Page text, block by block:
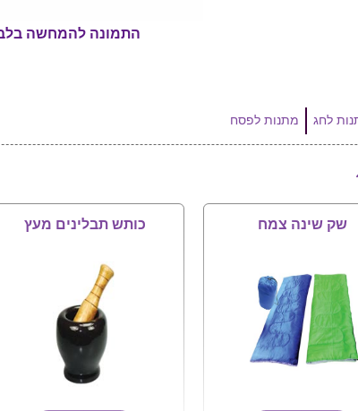
התמונה להמחשה
לחג מתנות לפסח
שק שינה צמח כותש תבלינים מעץ